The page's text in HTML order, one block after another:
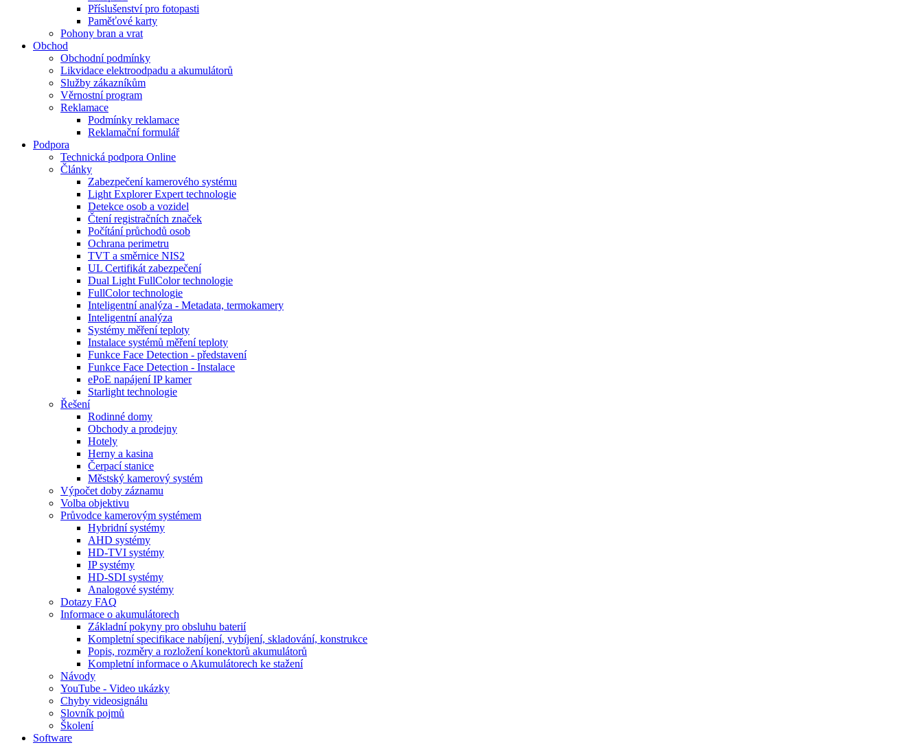
Příslušenství pro fotopasti
Paměťové karty
Pohony bran a vrat
Obchod
Obchodní podmínky
Likvidace elektroodpadu a akumulátorů
Služby zákazníkům
Věrnostní program
Reklamace
Podmínky reklamace
Reklamační formulář
Podpora
Technická podpora Online
Články
Zabezpečení kamerového systému
Light Explorer Expert technologie
Detekce osob a vozidel
Čtení registračních značek
Počítání průchodů osob
Ochrana perimetru
TVT a směrnice NIS2
UL Certifikát zabezpečení
Dual Light FullColor technologie
FullColor technologie
Inteligentní analýza - Metadata, termokamery
Inteligentní analýza
Systémy měření teploty
Instalace systémů měření teploty
Funkce Face Detection - představení
Funkce Face Detection - Instalace
ePoE napájení IP kamer
Starlight technologie
Řešení
Rodinné domy
Obchody a prodejny
Hotely
Herny a kasina
Čerpací stanice
Městský kamerový systém
Výpočet doby záznamu
Volba objektivu
Průvodce kamerovým systémem
Hybridní systémy
AHD systémy
HD-TVI systémy
IP systémy
HD-SDI systémy
Analogové systémy
Dotazy FAQ
Informace o akumulátorech
Základní pokyny pro obsluhu baterií
Kompletní specifikace nabíjení, vybíjení, skladování, konstrukce
Popis, rozměry a rozložení konektorů akumulátorů
Kompletní informace o Akumulátorech ke stažení
Návody
YouTube - Video ukázky
Chyby videosignálu
Slovník pojmů
Školení
Software